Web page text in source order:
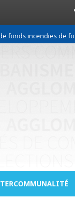
de forêt